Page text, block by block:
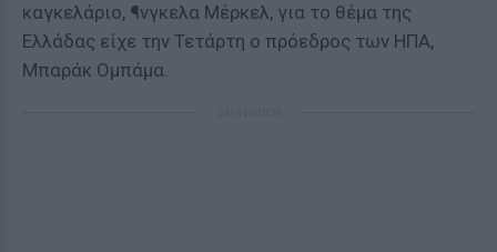
καγκελάριο, ¶νγκελα Μέρκελ, για το θέμα της
Ελλάδας είχε την Τετάρτη ο πρόεδρος των ΗΠΑ,
Μπαράκ Ομπάμα.